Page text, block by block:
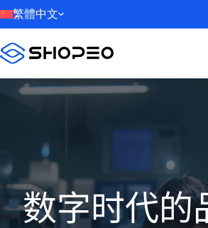
跳
至
主
要
內
繁體中文
数字时代的